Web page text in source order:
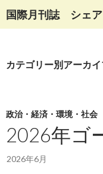
国際月刊誌 シェア
検
索
ン
動
カテゴリー別アーカ
政治・経済・環境・社会
2026年ゴ
2026年6月